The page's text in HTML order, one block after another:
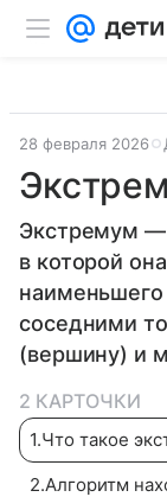
28 февраля 2026
Экстремум —
в которой
соседними
(вершину) и
2 КАРТОЧКИ
1.Что такое
2.Алгоритм